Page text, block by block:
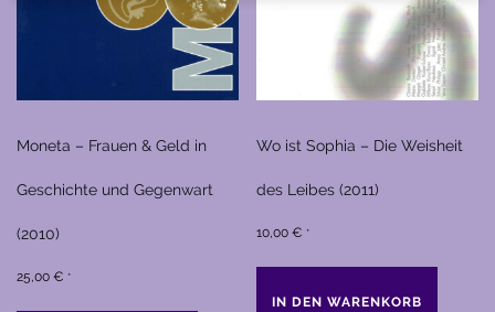
Moneta – Frauen & Geld in
Geschichte und Gegenwart
(2010)
25,00 € *
Wo ist Sophia – Die Weisheit
des Leibes (2011)
10,00€ *
IN DEN WARENKORB